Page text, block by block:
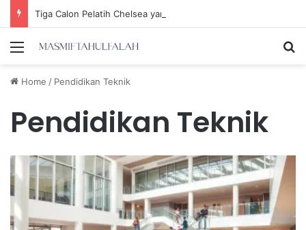
Menu
Home / Pendidikan Teknik
Pendidikan Teknik